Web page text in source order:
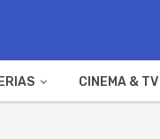
CINEMA & TV